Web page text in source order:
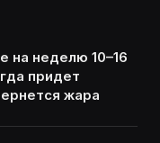
на неделю 10–16
придет
жара